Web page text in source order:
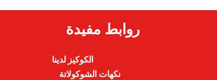
روابط مفيدة
الكوكيز لدينا
نكهات الشوكولاتة